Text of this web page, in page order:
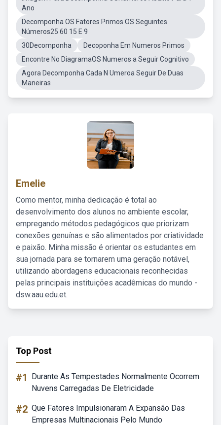
Ano
Decomponha OS Fatores Primos OS Seguintes
Números25 60 15 E 9
30Decomponha
Decoponha Em Numeros Primos
Encontre No DiagramaOS Numeros a Seguir Cognitivo
Agora Decomponha Cada N Umeroa Seguir De Duas
Maneiras
Emelie
Como mentor, minha dedicação é total ao
desenvolvimento dos alunos no ambiente escolar,
empregando métodos pedagógicos que priorizam
conexões genuínas e são alimentados por criatividade
e paixão. Minha missão é orientar os estudantes em
sua jornada para se tornarem uma geração notável,
utilizando abordagens educacionais reconhecidas
pelas principais instituições acadêmicas do mundo -
dsw.aau.edu.et.
Top Post
#1
Durante As Tempestades Normalmente Ocorrem
Nuvens Carregadas De Eletricidade
#2 Que Fatores Impulsionaram A Expansão Das
Empresas Multinacionais Pelo Mundo